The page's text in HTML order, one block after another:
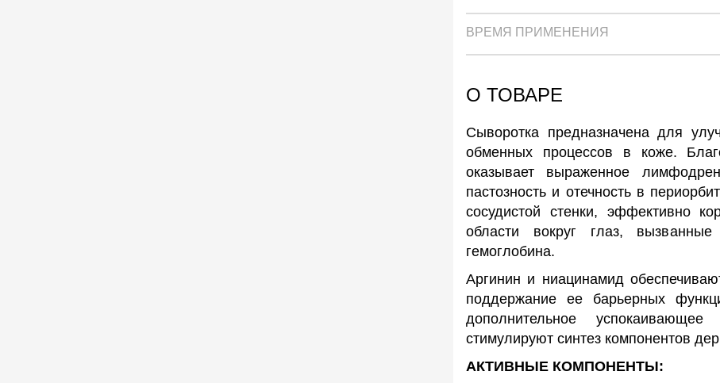
ВРЕМЯ ПРИМЕНЕНИЯ
О ТОВАРЕ
Сыворотка предназначена для
обменных процессов в коже.
оказывает выраженное
пастозность и отечность в
сосудистой стенки, эффективно
области вокруг глаз,
гемоглобина.
Аргинин и ниацинамид
поддержание ее барьерных
дополнительное успокаивающее
стимулируют синтез компонентов
АКТИВНЫЕ КОМПОНЕНТЫ: